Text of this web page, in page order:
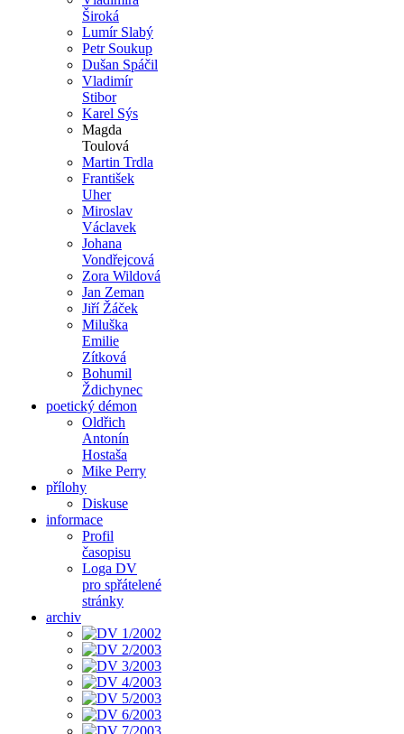
Široká
Lumír Slabý
Petr Soukup
Dušan Spáčil
Vladimír
Stibor
Karel Sýs
Magda
Toulová
Martin Trdla
František
Uher
Miroslav
Václavek
Johana
Vondřejcová
Zora Wildová
Jan Zeman
Jiří Žáček
Miluška
Emilie
Zítková
Bohumil
Ždichynec
poetický démon
Oldřich
Antonín
Hostaša
Mike Perry
přílohy
Diskuse
informace
Profil
časopisu
Loga DV
pro spřátelené
stránky
archiv